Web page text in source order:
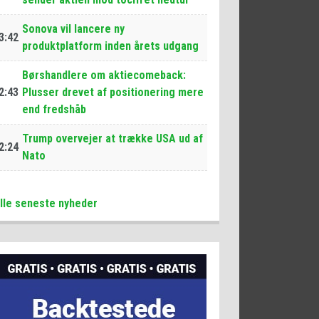
Sonova vil lancere ny
produktplatform inden årets udgang
Børshandlere om aktiecomeback:
Plusser drevet af positionering mere
end fredshåb
Trump overvejer at trække USA ud af
Nato
seneste nyheder